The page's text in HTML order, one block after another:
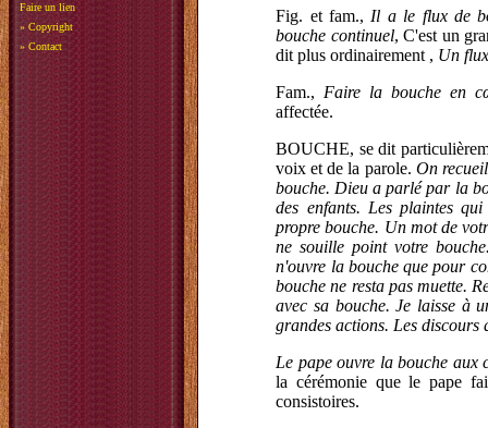
Faire un lien
» Copyright
» Contact
Fig. et fam., Il a le flux de
bouche continuel, C'est un
dit plus ordinairement , Un
Fam., Faire la bouche en
affectée.
BOUCHE, se dit
voix et de la parole. On
bouche. Dieu a parlé par la
des enfants. Les plaintes
propre bouche. Un mot de
ne souille point votre
n'ouvre la bouche que pour
bouche ne resta pas muette.
avec sa bouche. Je laisse à
grandes actions. Les discours
Le pape ouvre la bouche aux
la cérémonie que le pape
consistoires.